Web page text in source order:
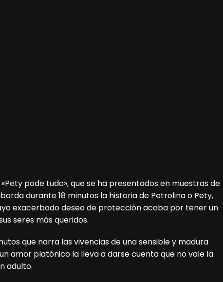
pode tudo», que se ha presentados en muestras de
durante 18 minutos la historia de Petrolina o Pety,
exacerbado deseo de protección acaba por tener un
seres más queridos.
que narra las vivencias de una sensible y madura
amor platónico la lleva a darse cuenta que no vale la
adulto.